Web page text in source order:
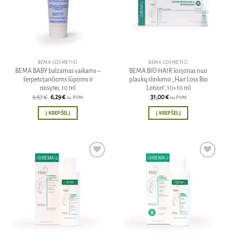
BEMA COSMETICI
BEMA BABY balzamas vaikams –
šerpetojančioms lūpoms ir
nosytei, 10 ml
9,67€ Original
was:
9,67 €.
6,29€Current
is:
6,29 €.
su PVM
Į KREPŠELĮ
BEMA COSMETICI
BEMA BIO HAIR losjonas nuo
plaukų slinkimo „Hair Loss Bio
Lotion”, 10×10 ml
31,00€ su PVM
Į KREPŠELĮ